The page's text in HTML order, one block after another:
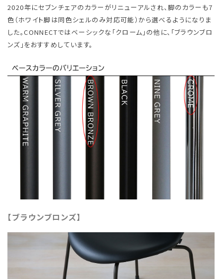
2020年にセブンチェアのカラーがリニューアルされ、脚のカラーも7
色（ホワイト脚は同色シェルのみ対応可能）から選べるようになりま
した。CONNECTではベーシックな「クローム」の他に、「ブラウンブロ
ンズ」をおすすめしています。
【ブラウンブロンズ】